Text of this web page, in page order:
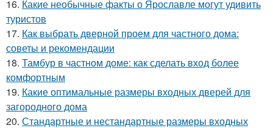
16. Какие необычные факты о Ярославле могут удивить
туристов
17. Как выбрать дверной проем для частного дома:
советы и рекомендации
18. Тамбур в частном доме: как сделать вход более
комфортным
19. Какие оптимальные размеры входных дверей для
загородного дома
20. Стандартные и нестандартные размеры входных